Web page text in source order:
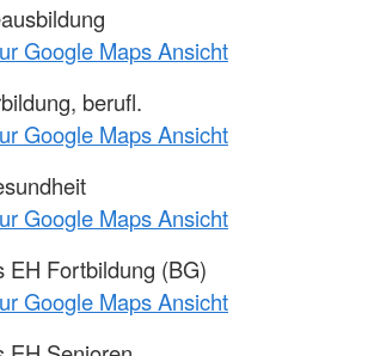
Google Maps Ansicht
berufl.
Google Maps Ansicht
Google Maps Ansicht
EH Fortbildung (BG)
Google Maps Ansicht